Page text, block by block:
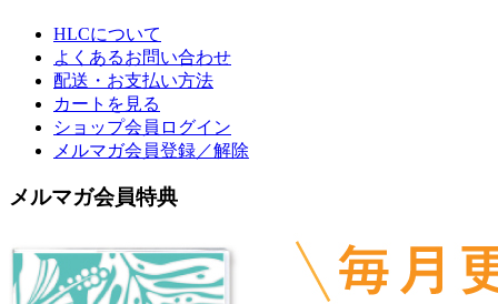
HLCについて
よくあるお問い合わせ
配送・お支払い方法
カートを見る
ショップ会員ログイン
メルマガ会員登録／解除
メルマガ会員特典